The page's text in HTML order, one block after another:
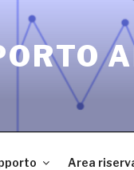
Area